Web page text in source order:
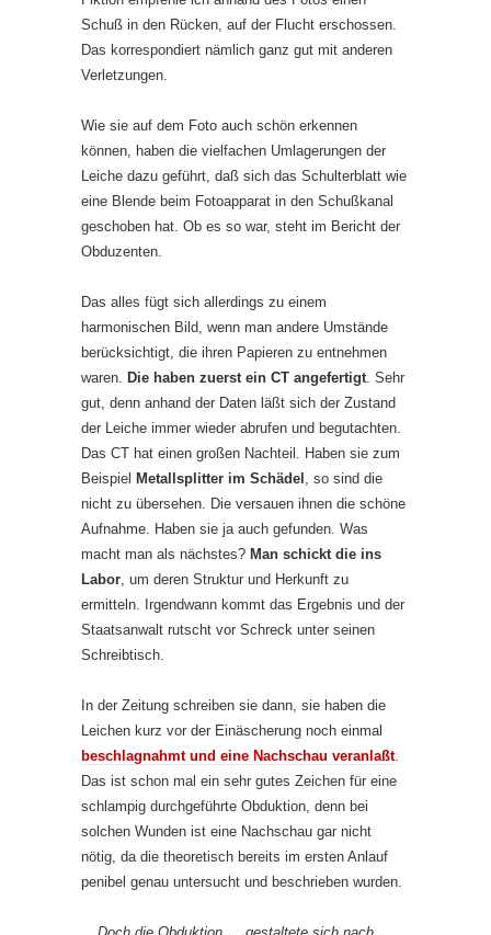
Schuß in den Rücken, auf der Flucht erschossen.
Das korrespondiert nämlich ganz gut mit anderen
Verletzungen.
Wie sie auf dem Foto auch schön erkennen
können, haben die vielfachen Umlagerungen der
Leiche dazu geführt, daß sich das Schulterblatt wie
eine Blende beim Fotoapparat in den Schußkanal
geschoben hat. Ob es so war, steht im Bericht der
Obduzenten.
Das alles fügt sich allerdings zu einem
harmonischen Bild, wenn man andere Umstände
berücksichtigt, die ihren Papieren zu entnehmen
waren. Die haben zuerst ein CT angefertigt . Sehr
gut, denn anhand der Daten läßt sich der Zustand
der Leiche immer wieder abrufen und begutachten.
Das CT hat einen großen Nachteil. Haben sie zum
Beispiel Metallsplitter im Schädel , so sind die
nicht zu übersehen. Die versauen ihnen die schöne
Aufnahme. Haben sie ja auch gefunden. Was
macht man als nächstes? Man schickt die ins
Labor , um deren Struktur und Herkunft zu
ermitteln. Irgendwann kommt das Ergebnis und der
Staatsanwalt rutscht vor Schreck unter seinen
Schreibtisch.
In der Zeitung schreiben sie dann, sie haben die
Leichen kurz vor der Einäscherung noch einmal
beschlagnahmt und eine Nachschau veranlaßt.
Das ist schon mal ein sehr gutes Zeichen für eine
schlampig durchgeführte Obduktion, denn bei
solchen Wunden ist eine Nachschau gar nicht
nötig, da die theoretisch bereits im ersten Anlauf
penibel genau untersucht und beschrieben wurden.